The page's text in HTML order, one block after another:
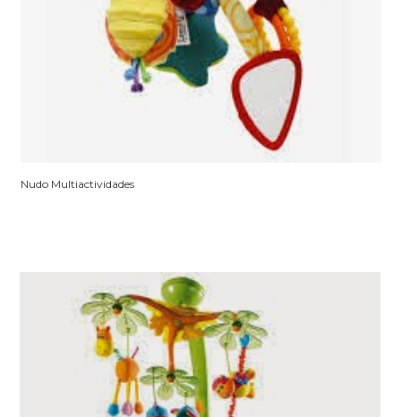
Nudo Multiactividades